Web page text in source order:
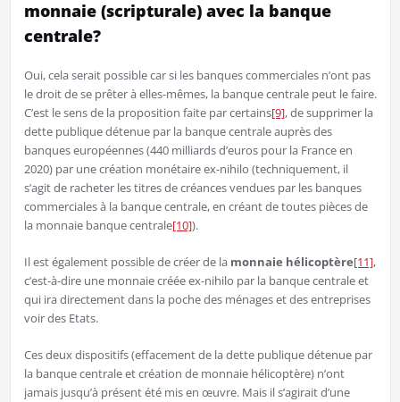
monnaie (scripturale) avec la banque
centrale?
Oui, cela serait possible car si les banques commerciales n’ont pas
le droit de se prêter à elles-mêmes, la banque centrale peut le faire.
C’est le sens de la proposition faite par certains[9], de supprimer la
dette publique détenue par la banque centrale auprès des
banques européennes (440 milliards d’euros pour la France en
2020) par une création monétaire ex-nihilo (techniquement, il
s’agit de racheter les titres de créances vendues par les banques
commerciales à la banque centrale, en créant de toutes pièces de
la monnaie banque centrale[10]).
Il est également possible de créer de la monnaie hélicoptère[11],
c’est-à-dire une monnaie créée ex-nihilo par la banque centrale et
qui ira directement dans la poche des ménages et des entreprises
voir des Etats.
Ces deux dispositifs (effacement de la dette publique détenue par
la banque centrale et création de monnaie hélicoptère) n’ont
jamais jusqu’à présent été mis en œuvre. Mais il s’agirait d’une